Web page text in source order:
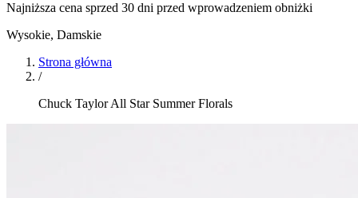
Najniższa cena sprzed 30 dni przed wprowadzeniem obniżki
Wysokie, Damskie
Strona główna
/
Chuck Taylor All Star Summer Florals